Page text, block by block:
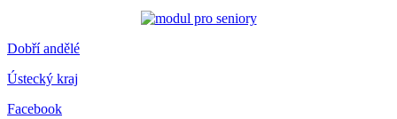
Dobří andělé
Ústecký kraj
Facebook